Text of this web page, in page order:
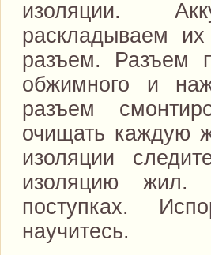
изоляции.
раскладываем
разъем. Разъем
обжимного и
разъем
очищать каждую
изоляции
изоляцию
поступках.
научитесь.